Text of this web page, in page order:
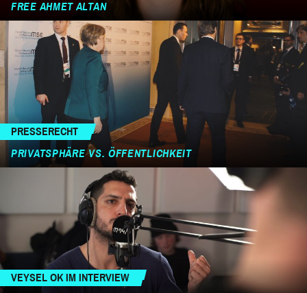
FREE AHMET ALTAN
PRESSERECHT
PRIVATSPHÄRE VS. ÖFFENTLICHKEIT
VEYSEL OK IM INTERVIEW